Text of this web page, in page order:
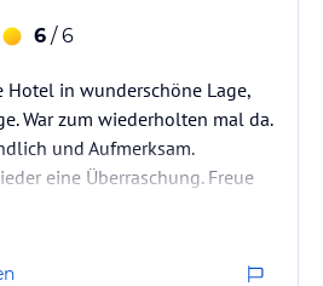
6 / 6
Hotel in wunderschöne Lage,
War zum wiederholten mal da.
und Aufmerksam.
eine Überraschung. Freue